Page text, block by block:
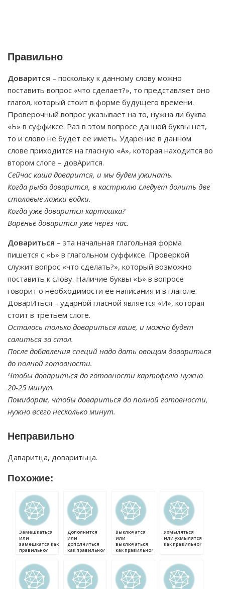
Правильно
Доварится – поскольку к данному слову можно
поставить вопрос «что сделает?», то представляет оно
глагол, который стоит в форме будущего времени.
Проверочный вопрос указывает на то, нужна ли буква
«Ь» в суффиксе. Раз в этом вопросе данной буквы нет,
то и слово не будет ее иметь. Ударение в данном
слове приходится на гласную «А», которая находится во
втором слоге – довАрится.
Сейчас каша доварится, и мы будем ужинать.
Когда рыба доварится, в кастрюлю следует долить две
столовые ложки водки.
Когда уже доварится картошка?
Варенье доварится уже через час.
Довариться – эта начальная глагольная форма
пишется с «Ь» в глагольном суффиксе. Проверкой
служит вопрос «что сделать?», который возможно
поставить к слову. Наличие буквы «Ь» в вопросе
говорит о необходимости ее написания и в глаголе.
ДоварИться – ударной гласной является «И», которая
стоит в третьем слоге.
Осталось только довариться каше, и можно будет
салиться за стол.
После добавления специй надо дать овощам довариться
до полной готовности.
Чтобы довариться до готовности картофелю нужно
20-25 минут.
Помидорам, чтобы довариться до полной готовности,
нужно всего несколько минут.
Неправильно
Даваритца, доваритьца.
Похожие:
Замешкаться
или
замешкатся как
правильно?
Дополнится
или
дополниться
как правильно?
Выключатся
или
выключаться
как правильно?
Ухмыляться
или ухмылятся
как правильно?